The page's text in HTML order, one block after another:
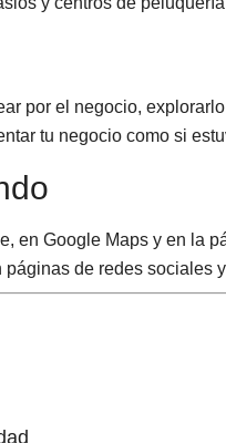
por el negocio,
tu negocio como si
en Google Maps y en la
de redes sociales